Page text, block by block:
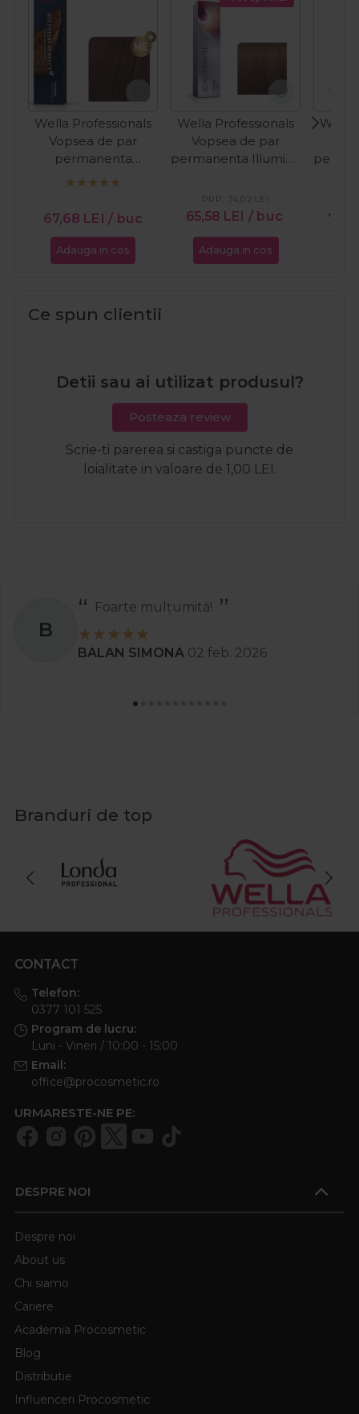
Wella Professionals
Vopsea de par
permanenta
Koleston Perfect
intens 60ml
67,68 LEI / buc
Adauga in cos
Wella Professionals
Vopsea de par
permanenta Illumina
inchis maro violet
60ml
65,58 LEI / buc
PRP: 74,02 LEI
Adauga in cos
Wella
Ce spun clientii
Detii sau ai utilizat produsul?
Posteaza review
Scrie-ti parerea si castiga puncte de
loialitate in valoare de 1,00 LEI.
Recomand
Stanciu Aura Andreea 02 apr. 2025
Branduri de top
CONTACT
Telefon:
0377 101 525
Program de lucru:
Luni - Vineri / 10:00 - 15:00
Email:
office@procosmetic.ro
URMARESTE-NE PE:
DESPRE NOI
Despre noi
About us
Chi siamo
Cariere
Academia Procosmetic
Blog
Distributie
Influenceri Procosmetic